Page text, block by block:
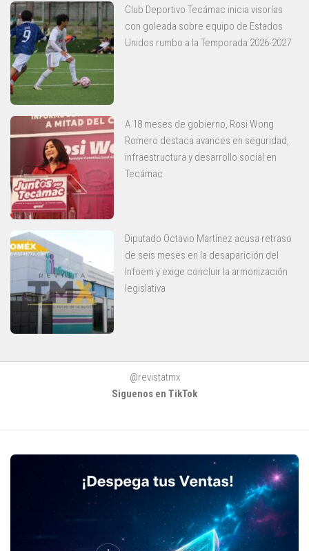
Club Deportivo Tecámac inicia visorías
con goleada sobre equipo de Estados
Unidos rumbo a la Temporada 2026-2027
A 18 meses de gobierno, Rosi Wong
Romero destaca avances en seguridad,
infraestructura y desarrollo social en
Tecámac
Diputado Octavio Martínez acusa retraso
de seis meses en la desaparición del
Infoem y exige concluir la armonización
legislativa
@revistatmx
Siguenos en TikTok